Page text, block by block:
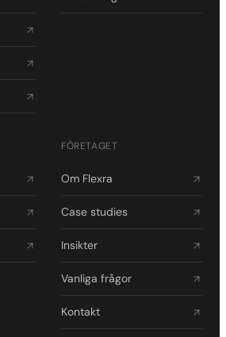
FÖRETAGET
Om Flexra
Case studies
Insikter
Vanliga frågor
Kontakt